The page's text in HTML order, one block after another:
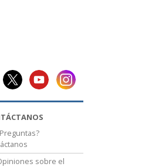
sobre el